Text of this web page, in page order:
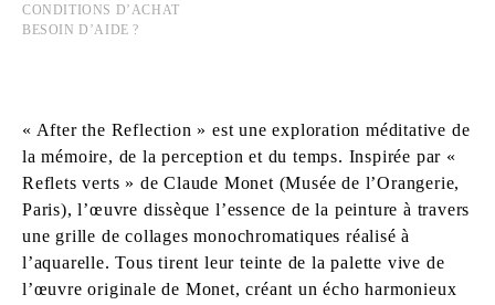
CONDITIONS D’ACHAT
BESOIN D’AIDE ?
« After the Reflection » est une exploration méditative de
la mémoire, de la perception et du temps. Inspirée par «
Reflets verts » de Claude Monet (Musée de l’Orangerie,
Paris), l’œuvre dissèque l’essence de la peinture à travers
une grille de collages monochromatiques réalisé à
l’aquarelle. Tous tirent leur teinte de la palette vive de
l’œuvre originale de Monet, créant un écho harmonieux